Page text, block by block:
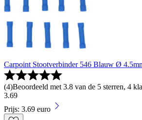
Carpoint Stootverbinder 546 Blauw Ø
(4)Beoordeeld met 3.8 van de 5 sterren, 4
3.69
Prijs: 3.69 euro